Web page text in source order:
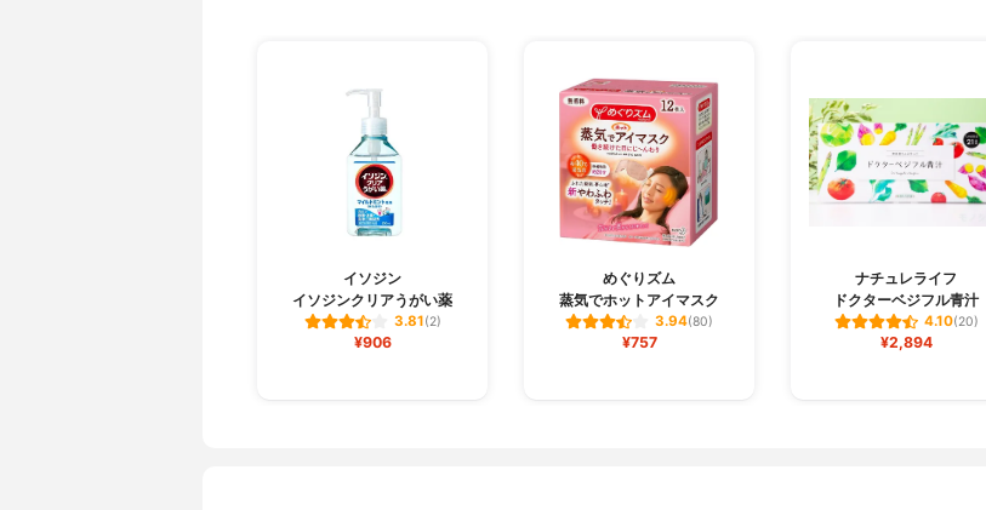
イソジン
イソジンクリアうがい薬
3.81(2)
¥906
めぐりズム
蒸気でホットアイマスク
3.94(80)
¥757
ナチュレライフ
ドクターベジフル青汁
4.10(20)
¥2,894